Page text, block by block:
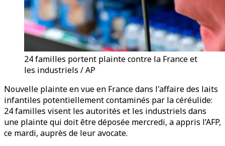
24 familles portent plainte contre la France et
les industriels / AP
Nouvelle plainte en vue en France dans l'affaire des laits
infantiles potentiellement contaminés par la céréulide:
24 familles visent les autorités et les industriels dans
une plainte qui doit être déposée mercredi, a appris l’AFP,
ce mardi, auprès de leur avocate.